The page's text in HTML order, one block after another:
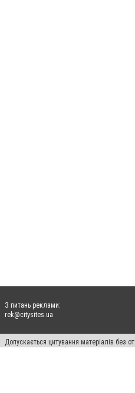
З питань реклами:
rek@citysites.ua
Допускається цитування матеріалів без
пошукових систем гіперпосилання на